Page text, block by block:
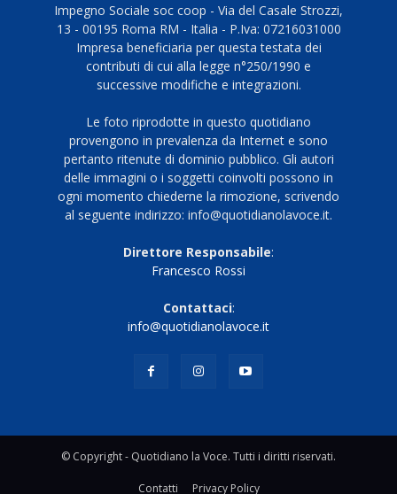
Impegno Sociale soc coop - Via del Casale Strozzi,
13 - 00195 Roma RM - Italia - P.Iva: 07216031000
Impresa beneficiaria per questa testata dei
contributi di cui alla legge n°250/1990 e
successive modifiche e integrazioni.
Le foto riprodotte in questo quotidiano
provengono in prevalenza da Internet e sono
pertanto ritenute di dominio pubblico. Gli autori
delle immagini o i soggetti coinvolti possono in
ogni momento chiederne la rimozione, scrivendo
al seguente indirizzo: info@quotidianolavoce.it.
Direttore Responsabile:
Francesco Rossi
Contattaci:
info@quotidianolavoce.it
© Copyright - Quotidiano la Voce. Tutti i diritti riservati.
Contatti Privacy Policy